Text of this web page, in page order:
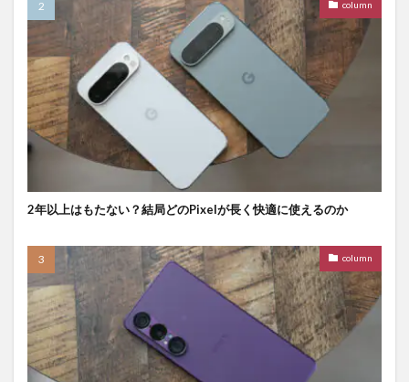
column
2年以上はもたない？結局どのPixelが長く快適に使えるのか
column